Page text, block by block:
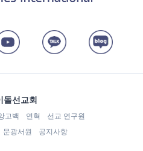
돌선교회
고백 연혁
선교 연구원
문광서원 공지사항